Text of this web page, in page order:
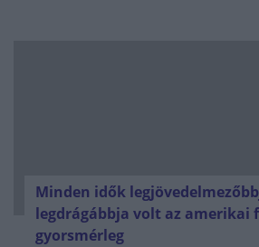
Minden idők
legdrágábbja volt az amerikai
gyorsmérleg